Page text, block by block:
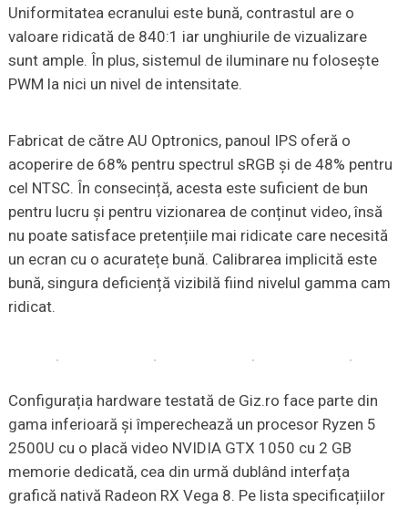
Uniformitatea ecranului este bună, contrastul are o
valoare ridicată de 840:1 iar unghiurile de vizualizare
sunt ample. În plus, sistemul de iluminare nu folosește
PWM la nici un nivel de intensitate.
Fabricat de către AU Optronics, panoul IPS oferă o
acoperire de 68% pentru spectrul sRGB și de 48% pentru
cel NTSC. În consecință, acesta este suficient de bun
pentru lucru și pentru vizionarea de conținut video, însă
nu poate satisface pretențiile mai ridicate care necesită
un ecran cu o acuratețe bună. Calibrarea implicită este
bună, singura deficiență vizibilă fiind nivelul gamma cam
ridicat.
Configurația hardware testată de Giz.ro face parte din
gama inferioară și împerechează un procesor Ryzen 5
2500U cu o placă video NVIDIA GTX 1050 cu 2 GB
memorie dedicată, cea din urmă dublând interfața
grafică nativă Radeon RX Vega 8. Pe lista specificațiilor